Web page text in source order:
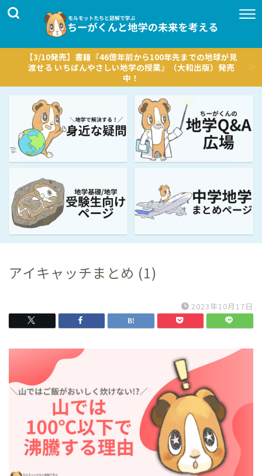
【3/10発売】書籍『46億年前から100年先までの地球が見
渡せる いちばんやさしい地学の授業』（大和出版）発売
中！
アイキャッチまとめ (1)
2023年10月17日